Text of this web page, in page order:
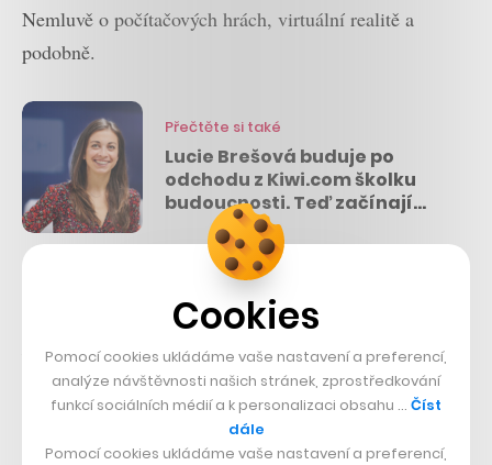
Nemluvě o počítačových hrách, virtuální realitě a
podobně.
Přečtěte si také
Lucie Brešová buduje po
odchodu z Kiwi.com školku
budoucnosti. Teď začínají
učit děti i online na dálku
Toy Storysehrál RenderMan
důležitou roli ve filmechTerminátor 2: Den zúčtování
Jurský park, jejichž digitální efekty ani v současném
kontextu nenaruší divákův vjem uvěřitelnosti. Bez
průkopnické práce počítačových vědců by také mnohem
později jen těžko vznikly vizuální spektákly jako
Cookies
Pomocí cookies ukládáme vaše nastavení a preferencí,
analýze návštěvnosti našich stránek, zprostředkování
funkcí sociálních médií a k personalizaci obsahu … Číst
dále
Pomocí cookies ukládáme vaše nastavení a preferencí,